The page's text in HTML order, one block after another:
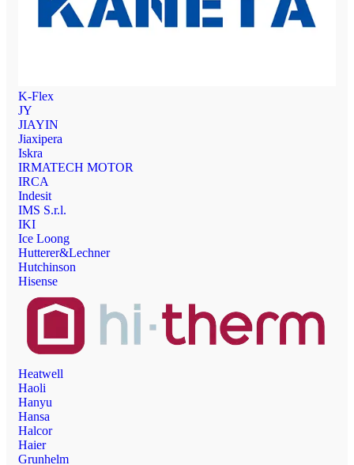
K-Flex
JY
JIAYIN
Jiaxipera
Iskra
IRMATECH MOTOR
IRCA
Indesit
IMS S.r.l.
IKI
Ice Loong
Hutterer&Lechner
Hutchinson
Hisense
Heatwell
Haoli
Hanyu
Hansa
Halcor
Haier
Grunhelm